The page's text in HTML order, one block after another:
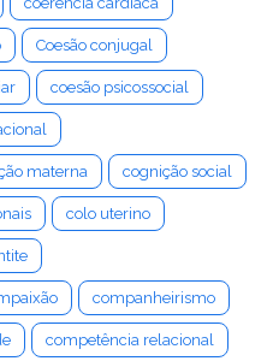
Coesão conjugal
coesão psicossocial
materna cognição social
colo uterino
companheirismo
competência relacional